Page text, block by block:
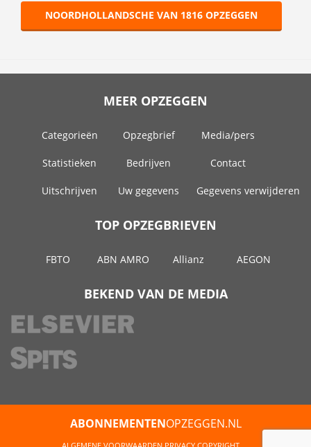
NOORDHOLLANDSCHE VAN 1816 OPZEGGEN
MEER OPZEGGEN
Categorieën Opzegbrief Media/pers
Statistieken Bedrijven Contact
Uitschrijven Uw gegevens Gegevens verwijderen
TOP OPZEGBRIEVEN
FBTO ABN AMRO Allianz AEGON
BEKEND VAN DE MEDIA
ABONNEMENTENOPZEGGEN.NL